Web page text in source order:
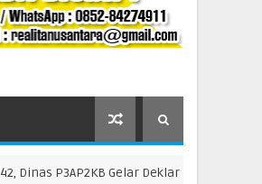
P3AP2KB Gelar Deklarasi dan Pengukuhan